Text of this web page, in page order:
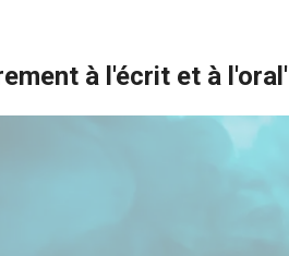
à l'écrit et à l'oral'